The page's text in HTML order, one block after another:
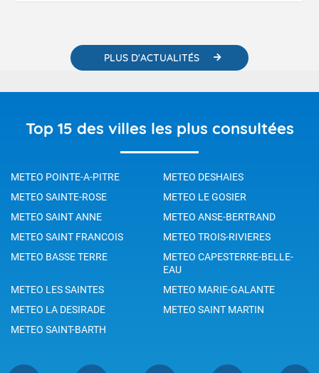
PLUS D'ACTUALITÉS
Top 15 des villes les plus consultées
METEO POINTE-A-PITRE
METEO DESHAIES
METEO SAINTE-ROSE
METEO LE GOSIER
METEO SAINT ANNE
METEO ANSE-BERTRAND
METEO SAINT FRANCOIS
METEO TROIS-RIVIERES
METEO BASSE TERRE
METEO CAPESTERRE-BELLE-
EAU
METEO LES SAINTES
METEO MARIE-GALANTE
METEO LA DESIRADE
METEO SAINT MARTIN
METEO SAINT-BARTH